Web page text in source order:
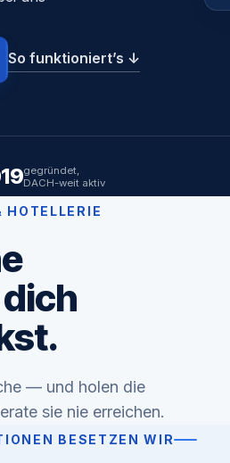
So funktioniert’s ↓
gegründet,
DACH-weit aktiv
HOTELLERIE
— und holen die
sie nie erreichen.
BESETZEN WIR